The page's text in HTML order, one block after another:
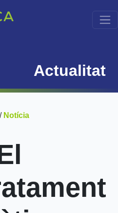
Actualitat
/ Notícia